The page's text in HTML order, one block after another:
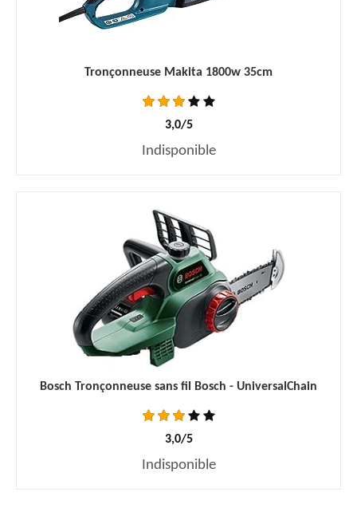
Tronçonneuse Makita 1800w 35cm
3,0/5
Indisponible
Bosch Tronçonneuse sans fil Bosch - UniversalChain
3,0/5
Indisponible